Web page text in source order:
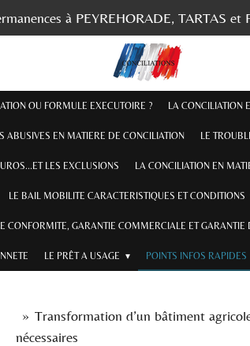
à PEYREHORADE, TARTAS et
OU FORMULE EXECUTOIRE ? LA CONCILIATION
ABUSIVES EN MATIERE DE CONCILIATION LE
LES EXCLUSIONS LA CONCILIATION EN
LE BAIL MOBILITE CARACTERISTIQUES ET CONDITIONS
CONFORMITE, GARANTIE COMMERCIALE ET GARANTIE
LE PRÊT A USAGE POINTS INFOS RAPIDES
» Transformation d’un bâtiment
nécessaires